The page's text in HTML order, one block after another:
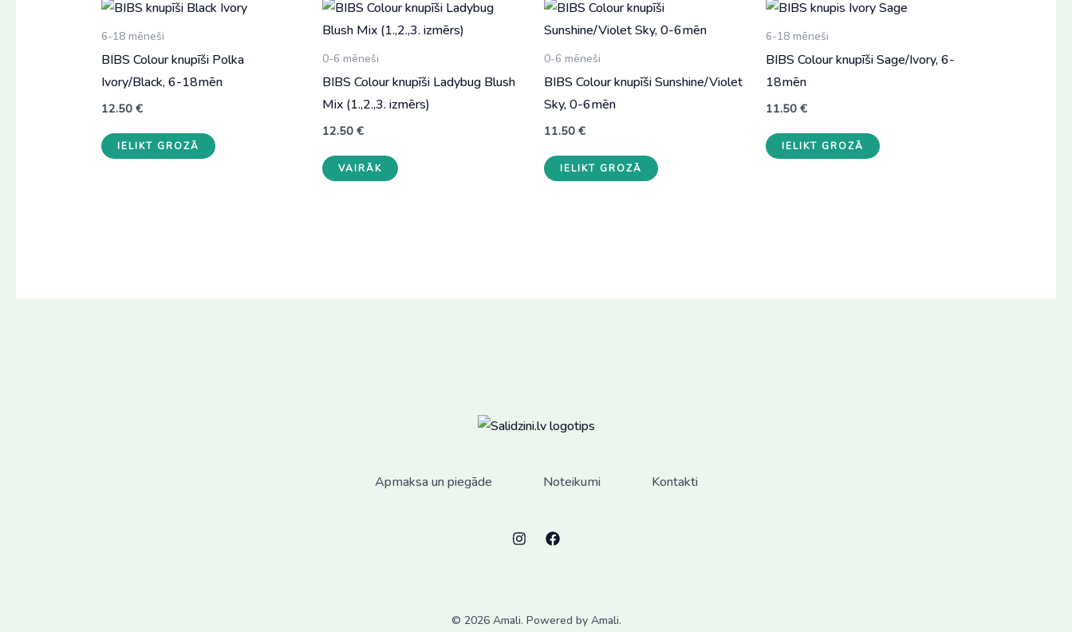
6-18 mēneši
BIBS Colour knupīši Polka
Ivory/Black, 6-18mēn
12.50 €
IELIKT GROZĀ
0-6 mēneši
BIBS Colour knupīši Ladybug Blush
Mix (1.,2.,3. izmērs)
12.50€
VAIRĀK
product
0-6 mēneši
BIBS Colour knupīši Sunshine/Violet
Sky, 0-6mēn
11.50 €
IELIKT GROZĀ
6-18 mēneši
BIBS Colour knupīši Sage/Ivory, 6-
18mēn
11.50 €
IELIKT GROZĀ
Apmaksa un piegāde Noteikumi Kontakti
© 2026 Amali. Powered by Amali.